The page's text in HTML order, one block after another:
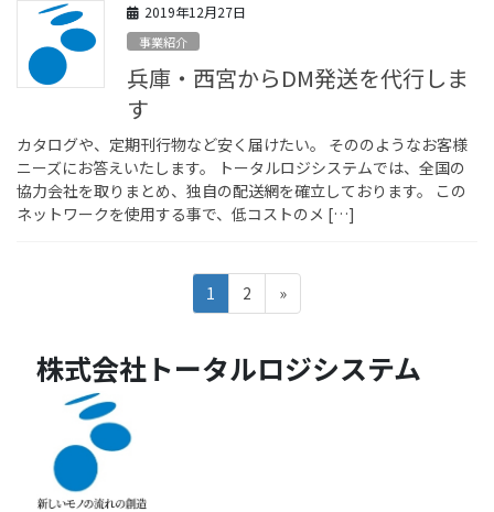
2019年12月27日
事業紹介
兵庫・西宮からDM発送を代行しま
す
カタログや、定期刊行物など安く届けたい。 そののようなお客様
ニーズにお答えいたします。 トータルロジシステムでは、全国の
協力会社を取りまとめ、独自の配送網を確立しております。 この
ネットワークを使用する事で、低コストのメ […]
ナ
ビ
固
定
ー
1
固
定
ー
2 »
株式会社トータルロジシステム